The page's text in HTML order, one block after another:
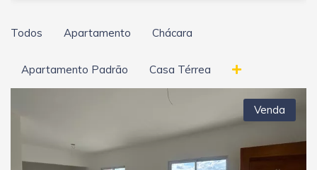
Todos Apartamento Chácara
Apartamento Padrão Casa Térrea
Venda